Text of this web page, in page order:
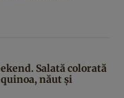
Salată colorată
năut și